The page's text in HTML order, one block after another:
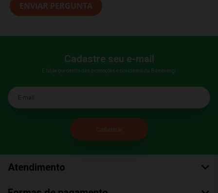
ENVIAR PERGUNTA
Cadastre seu e-mail
E fique por dentro das promoções e novidades da Bumerang!
E-mail
Atendimento